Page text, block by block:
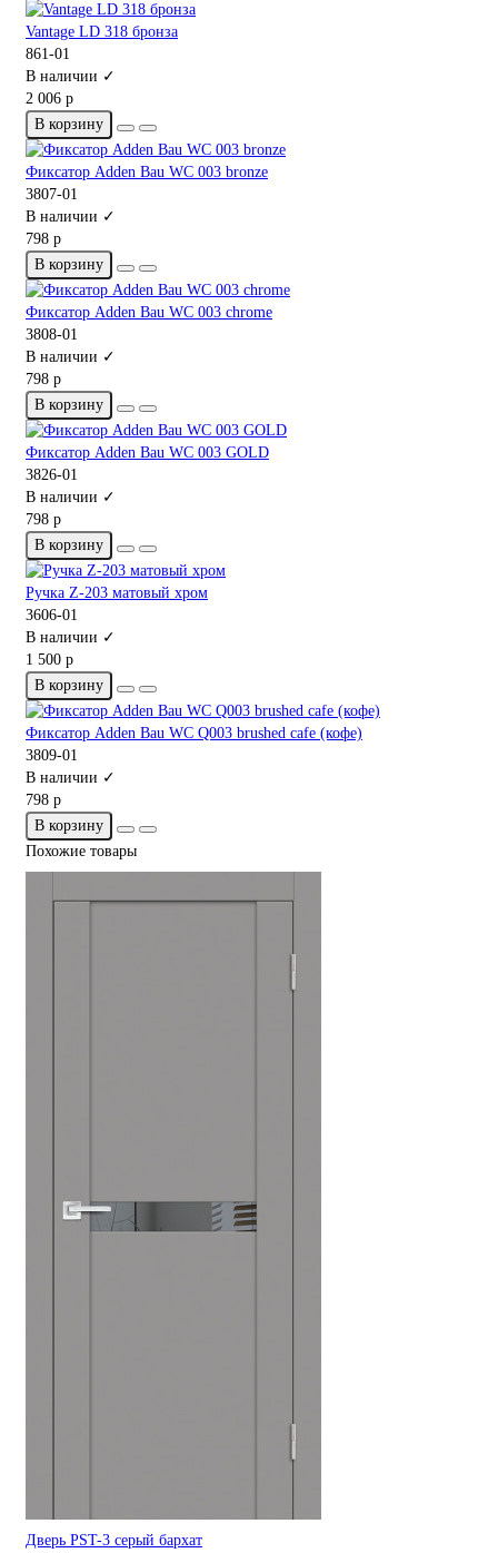
Vantage LD 318 бронза
861-01
В наличии ✓
2 006 р
В корзину
Фиксатор Adden Bau WC 003 bronze
3807-01
В наличии ✓
798 р
В корзину
Фиксатор Adden Bau WC 003 chrome
3808-01
В наличии ✓
798 р
В корзину
Фиксатор Adden Bau WC 003 GOLD
3826-01
В наличии ✓
798 р
В корзину
Ручка Z-203 матовый хром
3606-01
В наличии ✓
1 500 р
В корзину
Фиксатор Adden Bau WC Q003 brushed cafe (кофе)
3809-01
В наличии ✓
798 р
В корзину
Похожие товары
Дверь PST-3 серый бархат